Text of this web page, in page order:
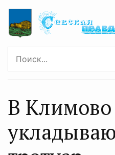
В Климово